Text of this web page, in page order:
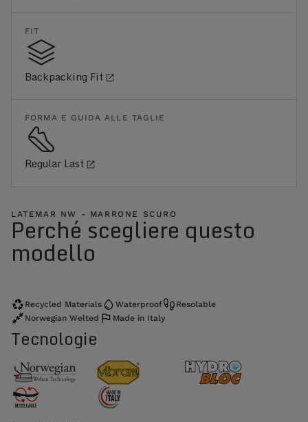
FIT
Backpacking Fit
FORMA E GUIDA ALLE TAGLIE
Regular Last
LATEMAR NW - MARRONE SCURO
Perché scegliere questo
modello
Recycled Materials Waterproof
Resolable
Norwegian Welted
Made in Italy
Tecnologie